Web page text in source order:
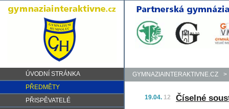
ÚVODNÍ STRÁNKA
PŘEDMĚTY
PŘISPĚVATELÉ
GYMNAZIAINTERAKTIVNE.CZ >
19.04. 12 Číselné